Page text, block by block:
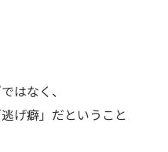
はなく、
げ癖」だということ